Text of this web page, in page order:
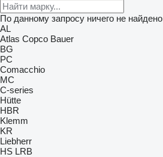
По данному запросу ничего не найдено
AL
Atlas Copco Bauer
BG
PC
Comacchio
MC
C-series
Hütte
HBR
Klemm
KR
Liebherr
HS LRB